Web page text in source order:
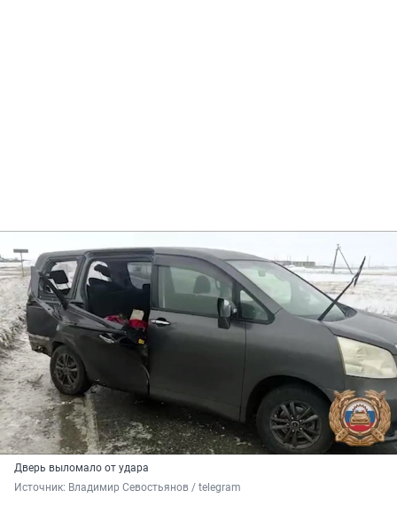
Дверь выломало от удара
Источник: Владимир Севостьянов / telegram